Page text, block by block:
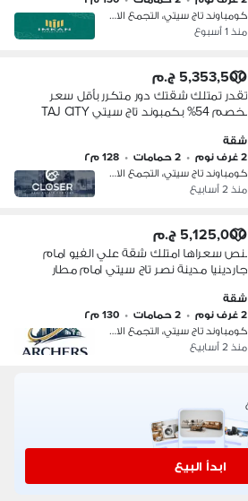
كومباوند تاج سيتي، التجمع الاول
منذ 1 أسبوع
5,353,500 ج.م
تقدر تمتلك شقتك دور متكرر بأقل سعر
بخصم 54% بكمبوند تاج سيتي TAJ CITY
شقة
2 غرف نوم
• 2 حمامات • 128 م٢
كومباوند تاج سيتي، التجمع الاول
منذ 2 أسابيع
5,125,000 ج.م
بنص سعراها امتلك شقة علي الفيو امام
جاردينيا مدينة نصر تاج سيتي امام مطار
الخامس بجوار هايدبارك - ميفيدا - بالم
هيلز
شقة
2 غرف نوم
• 2 حمامات • 130 م٢
كومباوند تاج سيتي، التجمع الاول
منذ 2 أسابيع
ابدأ البيع